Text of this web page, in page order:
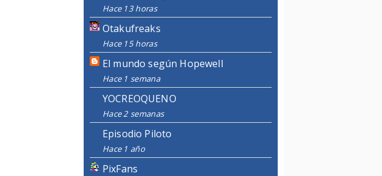
Hace 13 horas
Otakufreaks
Hace 15 horas
El mundo según Hopewell
Hace 1 semana
YOCREOQUENO
Hace 2 semanas
Episodio Piloto
Hace 1 año
PixFans